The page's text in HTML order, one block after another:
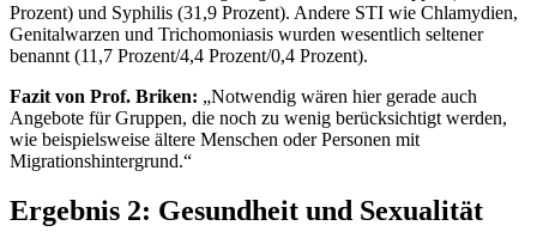
Prozent) und Syphilis (31,9 Prozent). Andere STI wie Chlamydien,
Genitalwarzen und Trichomoniasis wurden wesentlich seltener
benannt (11,7 Prozent/4,4 Prozent/0,4 Prozent).
Fazit von Prof. Briken: „Notwendig wären hier gerade auch
Angebote für Gruppen, die noch zu wenig berücksichtigt werden,
wie beispielsweise ältere Menschen oder Personen mit
Migrationshintergrund.“
Ergebnis 2: Gesundheit und Sexualität